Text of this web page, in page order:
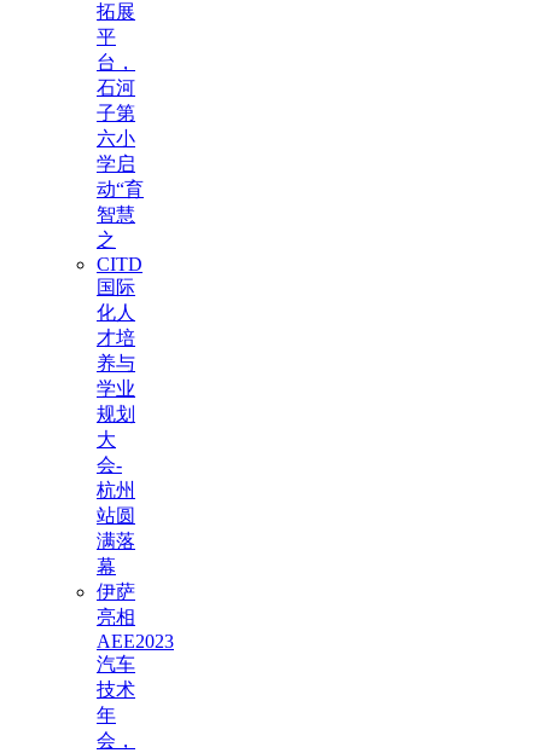
拓展
平
台，
石河
子第
六小
学启
动“育
智慧
之
CITD
国际
化人
才培
养与
学业
规划
大
会-
杭州
站圆
满落
幕
伊萨
亮相
AEE2023
汽车
技术
年
会，